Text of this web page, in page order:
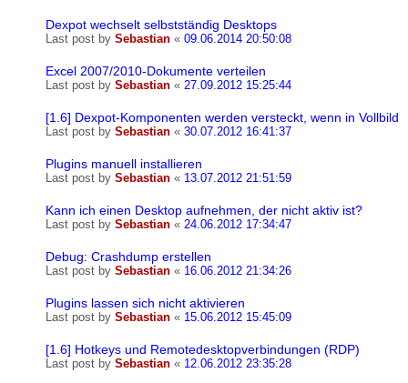
Dexpot wechselt selbstständig Desktops
Last post by Sebastian « 09.06.2014 20:50:08
Excel 2007/2010-Dokumente verteilen
Last post by Sebastian « 27.09.2012 15:25:44
[1.6] Dexpot-Komponenten werden versteckt, wenn in Vollbild
Last post by Sebastian « 30.07.2012 16:41:37
Plugins manuell installieren
Last post by Sebastian « 13.07.2012 21:51:59
Kann ich einen Desktop aufnehmen, der nicht aktiv ist?
Last post by Sebastian « 24.06.2012 17:34:47
Debug: Crashdump erstellen
Last post by Sebastian « 16.06.2012 21:34:26
Plugins lassen sich nicht aktivieren
Last post by Sebastian « 15.06.2012 15:45:09
[1.6] Hotkeys und Remotedesktopverbindungen (RDP)
Last post by Sebastian « 12.06.2012 23:35:28